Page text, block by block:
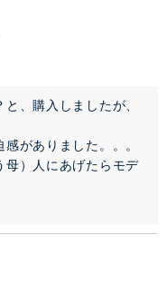
、購入しましたが、
がありました。。。
母）人にあげたらモデ